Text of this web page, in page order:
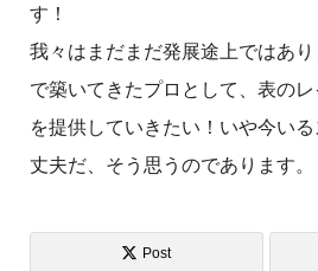
す！
我々はまだまだ発展途上ではあ
で築いてきたプロとして、表の
を提供していきたい！いや今い
丈夫だ、そう思うのであります。
Post